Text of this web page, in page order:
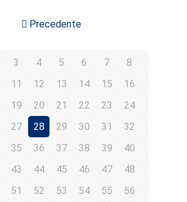
Precedente
3 4 5 6 7
8
11 12 13 14 15
16
19 20 21 22 23
24
27 28 29 30 31
32
35 36 37 38 39
40
43 44 45 46 47
48
51 52 53 54 55
56